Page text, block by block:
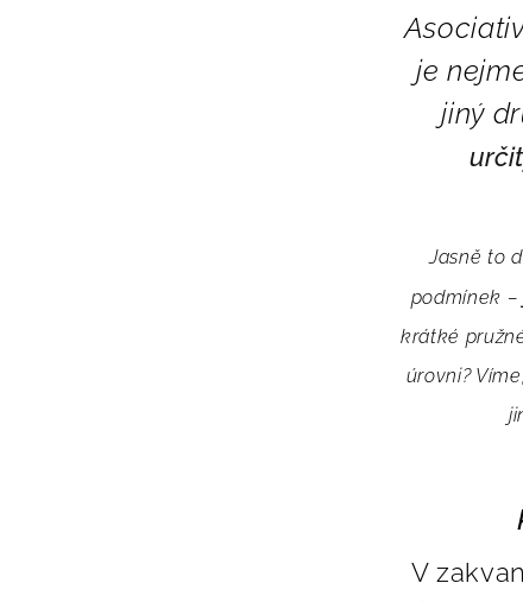
je
jiný
Jasně to
podmínek –
krátké
úrovni?
V